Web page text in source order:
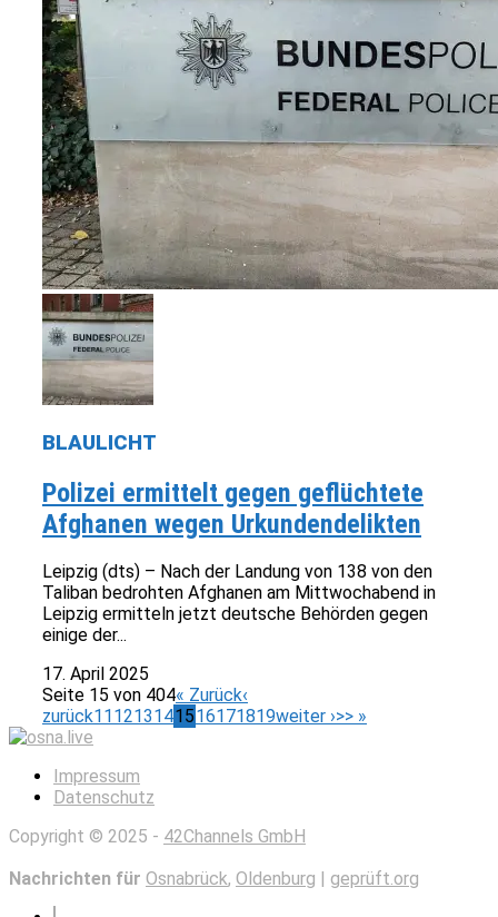
BLAULICHT
Polizei ermittelt gegen geflüchtete
Afghanen wegen Urkundendelikten
Leipzig (dts) – Nach der Landung von 138 von den
Taliban bedrohten Afghanen am Mittwochabend in
Leipzig ermitteln jetzt deutsche Behörden gegen
einige der...
17. April 2025
Seite 15 von 404« Zurück‹
zurück11 1213141516171819weiter ›>> »
Impressum
Datenschutz
Copyright © 2025 - 42Channels GmbH
Nachrichten für Osnabrück, Oldenburg geprüft.org